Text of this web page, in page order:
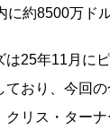
に約8500万ド
25年11月に
ており、今回
リス・ターナ